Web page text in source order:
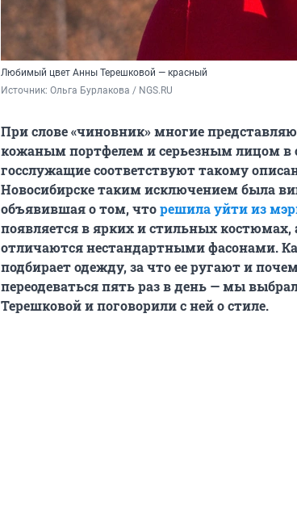
Любимый цвет Анны Терешковой — красный
Источник: Ольга Бурлакова / NGS.RU
При слове «чиновник» многие
кожаным портфелем и серьезным лицом в
госслужащие соответствуют такому
Новосибирске таким исключением была
объявившая о том, чторешила уйти из
появляется в ярких и стильных
отличаются нестандартными фасонами.
подбирает одежду, за что ее ругают и
переодеваться пять раз в день — мы
Терешковой и поговорили с ней о стиле.